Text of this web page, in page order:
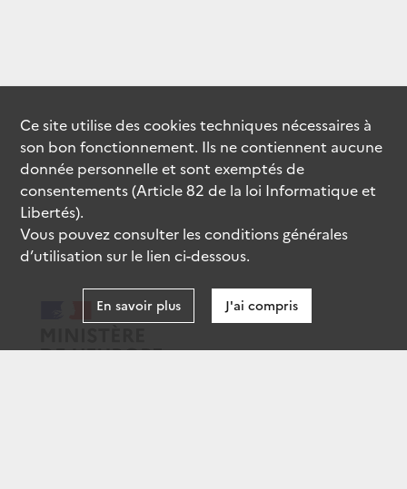
Ce site utilise descookiestechniques nécessaires à
son bon fonctionnement. Ils ne contiennent aucune
donnée personnelle et sont exemptés de
consentements (Article 82 de la loi Informatique et
Libertés).
Vous pouvez consulter les conditions générales
d’utilisation sur le lien ci-dessous.
En savoir plus J'ai compris